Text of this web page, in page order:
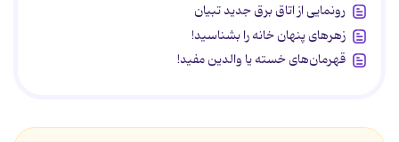
رونمایی از اتاق برق جدید تبیان
زهرهای پنهان خانه را بشناسید!
قهرمان‌های خسته یا والدین مفید!